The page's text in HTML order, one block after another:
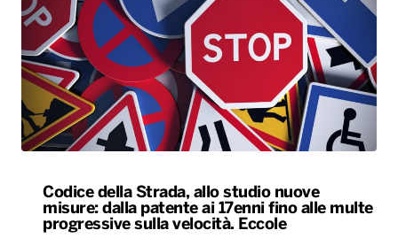
Codice della Strada, allo studio nuove
misure: dalla patente ai 17enni fino alle multe
progressive sulla velocità. Eccole